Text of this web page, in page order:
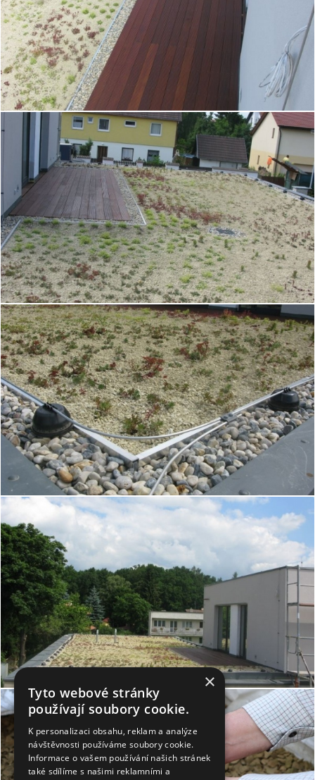
×
Tyto webové stránky
používají soubory cookie.
K personalizaci obsahu, reklam a analýze
návštěvnosti používáme soubory cookie.
Informace o vašem používání našich stránek
také sdílíme s našimi reklamními a